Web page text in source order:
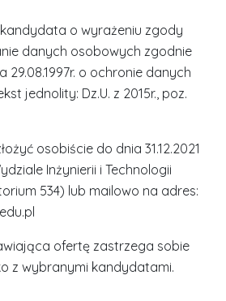
o wyrażeniu zgody
danych osobowych zgodnie
29.08.1997r. o ochronie danych
jednolity: Dz.U. z 2015r., poz.
osobiście do dnia 31.12.2021
Inżynierii i Technologii
534) lub mailowo na adres:
ofertę zastrzega sobie
z wybranymi kandydatami.